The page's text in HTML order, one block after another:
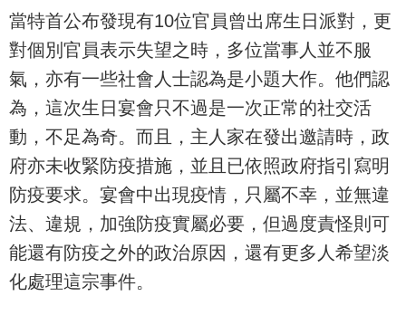
當特首公布發現有10位官員曾出席生日派對，更
對個別官員表示失望之時，多位當事人並不服
氣，亦有一些社會人士認為是小題大作。他們認
為，這次生日宴會只不過是一次正常的社交活
動，不足為奇。而且，主人家在發出邀請時，政
府亦未收緊防疫措施，並且已依照政府指引寫明
防疫要求。宴會中出現疫情，只屬不幸，並無違
法、違規，加強防疫實屬必要，但過度責怪則可
能還有防疫之外的政治原因，還有更多人希望淡
化處理這宗事件。